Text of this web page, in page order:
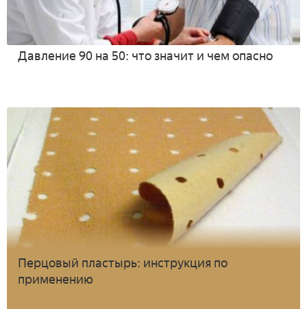
Давление 90 на 50: что значит и чем опасно
Перцовый пластырь: инструкция по
применению